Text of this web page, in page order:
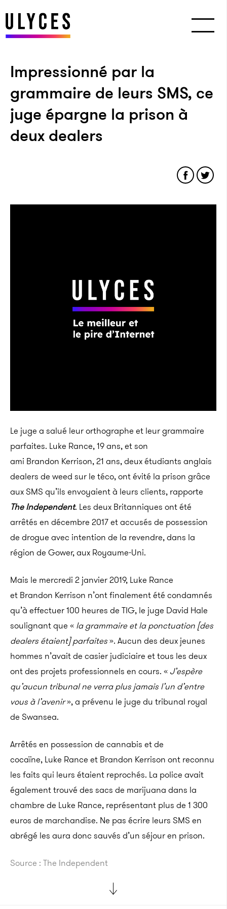
Impressionné par la
grammaire de leurs SMS, ce
juge épargne la prison à
deux dealers
Le juge a salué leur orthographe et leur grammaire
parfaites. Luke Rance, 19 ans, et son
ami Brandon Kerrison, 21 ans, deux étudiants anglais
dealers de weed sur le téco, ont évité la prison grâce
aux SMS qu’ils envoyaient à leurs clients, rapporte
The Independent. Les deux Britanniques ont été
arrêtés en décembre 2017 et accusés de possession
de drogue avec intention de la revendre, dans la
région de Gower, aux Royaume-Uni.
Mais le mercredi 2 janvier 2019, Luke Rance
et Brandon Kerrison n’ont finalement été condamnés
qu’à effectuer 100 heures de TIG, le juge David Hale
soulignant que « la grammaire et la ponctuation [des
dealers étaient] parfaites». Aucun des deux jeunes
hommes n’avait de casier judiciaire et tous les deux
ont des projets professionnels en cours. « J’espère
qu’aucun tribunal ne verra plus jamais l’un d’entre
vous à l’avenir», a prévenu le juge du tribunal royal
de Swansea.
Arrêtés en possession de cannabis et de
cocaïne, Luke Rance et Brandon Kerrison ont reconnu
les faits qui leurs étaient reprochés. La police avait
également trouvé des sacs de marijuana dans la
chambre de Luke Rance, représentant plus de 1 300
euros de marchandise. Ne pas écrire leurs SMS en
abrégé les aura donc sauvés d’un séjour en prison.
Source : The Independent